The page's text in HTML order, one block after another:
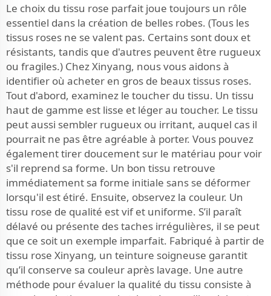
Le choix du tissu rose parfait joue toujours un rôle
essentiel dans la création de belles robes. (Tous les
tissus roses ne se valent pas. Certains sont doux et
résistants, tandis que d'autres peuvent être rugueux
ou fragiles.) Chez Xinyang, nous vous aidons à
identifier où acheter en gros de beaux tissus roses.
Tout d'abord, examinez le toucher du tissu. Un tissu
haut de gamme est lisse et léger au toucher. Le tissu
peut aussi sembler rugueux ou irritant, auquel cas il
pourrait ne pas être agréable à porter. Vous pouvez
également tirer doucement sur le matériau pour voir
s'il reprend sa forme. Un bon tissu retrouve
immédiatement sa forme initiale sans se déformer
lorsqu'il est étiré. Ensuite, observez la couleur. Un
tissu rose de qualité est vif et uniforme. S’il paraît
délavé ou présente des taches irrégulières, il se peut
que ce soit un exemple imparfait. Fabriqué à partir de
tissu rose Xinyang, un teinture soigneuse garantit
qu’il conserve sa couleur après lavage. Une autre
méthode pour évaluer la qualité du tissu consiste à